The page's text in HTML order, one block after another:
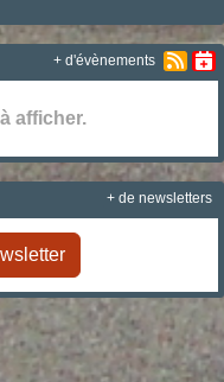
afficher.
+ d'évènements
+ de newsletters